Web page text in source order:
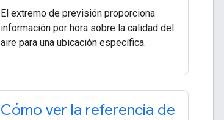
El extremo de previsión proporciona
información por hora sobre la calidad del
aire para una ubicación específica.
Cómo ver la referencia de